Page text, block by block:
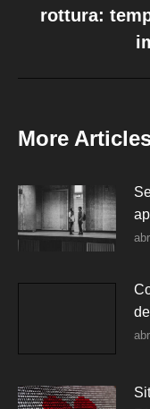
rottura:
More